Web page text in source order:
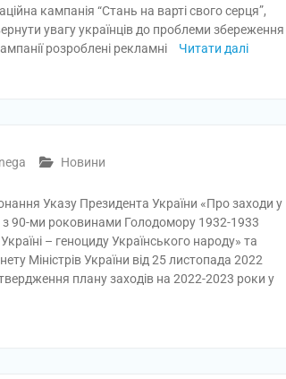
кампанія “Стань на варті свого серця”,
увагу українців до проблеми збереження
розроблені рекламні
Читати далі
Новини
Указу Президента України «Про заходи у
з 90-ми роковинами Голодомору 1932-1933
– геноциду Українського народу» та
Міністрів України від 25 листопада 2022
плану заходів на 2022-2023 роки у